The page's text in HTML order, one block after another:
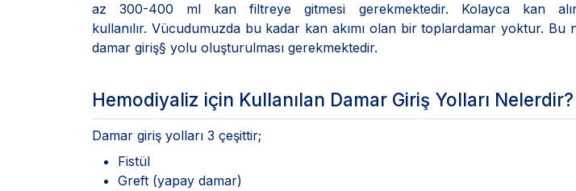
az 300-400 ml kan filtreye gitmesi gerekmektedir. Kolayca kan
kullanılır. Vücudumuzda bu kadar kan akımı olan bir toplardamar yoktur. Bu
damar giriş§ yolu oluşturulması gerekmektedir.
Hemodiyaliz için Kullanılan Damar Giriş Yolları Nelerdir?
Damar giriş yolları 3 çeşittir;
Fistül
Greft (yapay damar)